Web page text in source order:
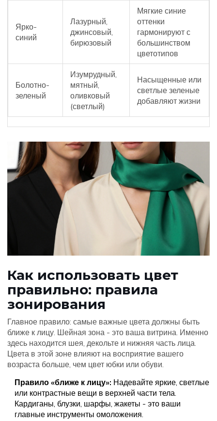
Ярко-
синий
Лазурный,
джинсовый,
бирюзовый
Мягкие синие
оттенки
гармонируют с
большинством
цветотипов
Болотно-
зеленый
Изумрудный,
мятный,
оливковый
(светлый)
Насыщенные или
светлые зеленые
добавляют жизни
Как использовать цвет
правильно: правила
зонирования
Главное правило: самые важные цвета должны быть
ближе к лицу. Шейная зона - это ваша витрина. Именно
здесь находится шея, декольте и нижняя часть лица.
Цвета в этой зоне влияют на восприятие вашего
возраста больше, чем цвет юбки или обуви.
Правило «ближе к лицу»: Надевайте яркие, светлые
или контрастные вещи в верхней части тела.
Кардиганы, блузки, шарфы, жакеты - это ваши
главные инструменты омоложения.